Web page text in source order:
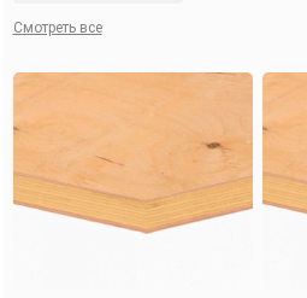
Смотреть все